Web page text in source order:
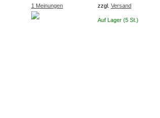
1 Meinungen
zzgl. Versand
Auf Lager (5 St.)